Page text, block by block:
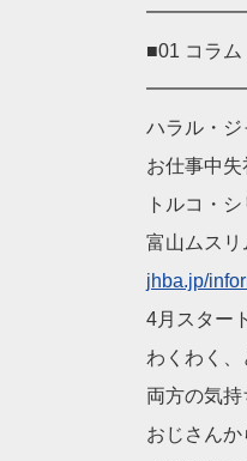
■01 コラム
ハラル・ジ
お仕事中失
トルコ・
富山ムス
jhba.jp/
4月スター
わくわく
両方の気持
おじさんか